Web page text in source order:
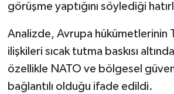
görüşme yaptığını söylediği
Analizde, Avrupa hükümetlerinin
ilişkileri sıcak tutma baskısı
özellikle NATO ve bölgesel
bağlantılı olduğu ifade edildi.